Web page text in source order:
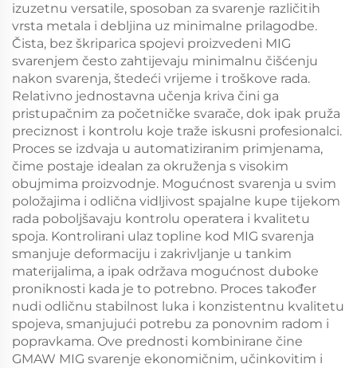
izuzetnu versatile, sposoban za svarenje različitih
vrsta metala i debljina uz minimalne prilagodbe.
Čista, bez škriparica spojevi proizvedeni MIG
svarenjem često zahtijevaju minimalnu čišćenju
nakon svarenja, štedeći vrijeme i troškove rada.
Relativno jednostavna učenja kriva čini ga
pristupačnim za početničke svarače, dok ipak pruža
preciznost i kontrolu koje traže iskusni profesionalci.
Proces se izdvaja u automatiziranim primjenama,
čime postaje idealan za okruženja s visokim
obujmima proizvodnje. Mogućnost svarenja u svim
položajima i odlična vidljivost spajalne kupe tijekom
rada poboljšavaju kontrolu operatera i kvalitetu
spoja. Kontrolirani ulaz topline kod MIG svarenja
smanjuje deformaciju i zakrivljanje u tankim
materijalima, a ipak održava mogućnost duboke
proniknosti kada je to potrebno. Proces također
nudi odličnu stabilnost luka i konzistentnu kvalitetu
spojeva, smanjujući potrebu za ponovnim radom i
popravkama. Ove prednosti kombinirane čine
GMAW MIG svarenje ekonomičnim, učinkovitim i